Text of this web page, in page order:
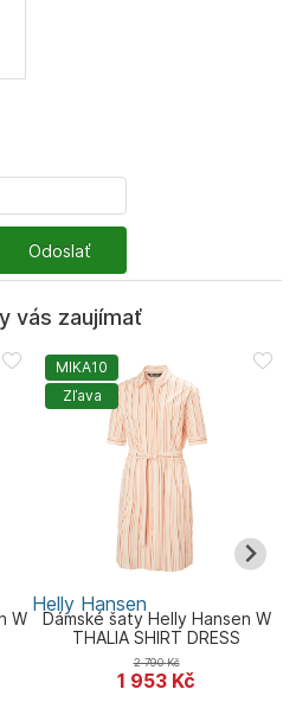
Odoslať
vás zaujímať
W
MIKA10
Zľava
Helly Hansen
Dámské šaty Helly Hansen W
THALIA SHIRT DRESS
1 953 Kč
2 790Kč